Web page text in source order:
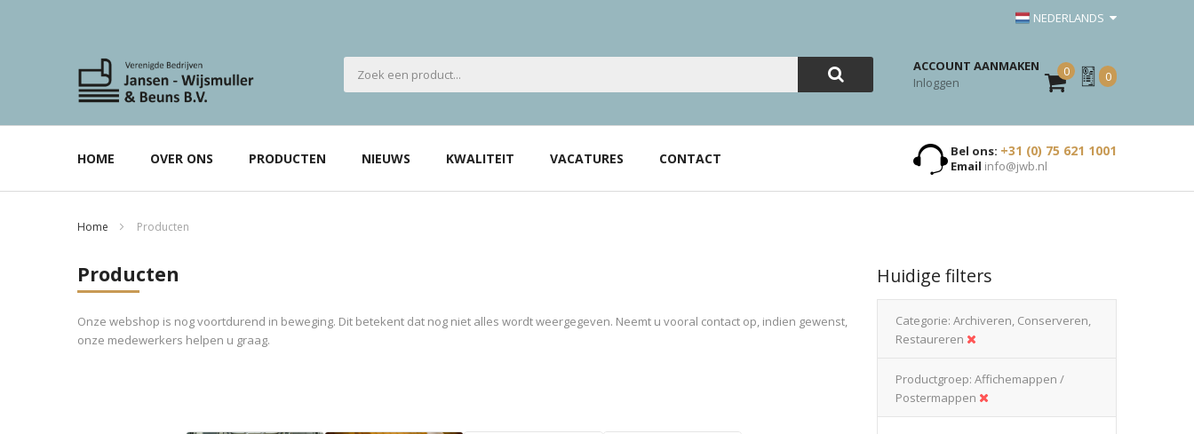
NEDERLANDS
ACCOUNT AANMAKEN
Inloggen
0
Mijn
Offerte
0
HOME OVER ONS PRODUCTEN NIEUWS KWALITEIT VACATURES CONTACT Bel ons: +31 (0) 75 621 1001
Email info@jwb.nl
Home Producten
Producten
Onze webshop is nog voortdurend in beweging. Dit betekent dat nog niet alles wordt weergegeven. Neemt u vooral contact op, indien gewenst,
onze medewerkers helpen u graag.
Huidige filters
Categorie Archiveren, Conserveren,
Restaureren
Productgroep Affichemappen /
Postermappen